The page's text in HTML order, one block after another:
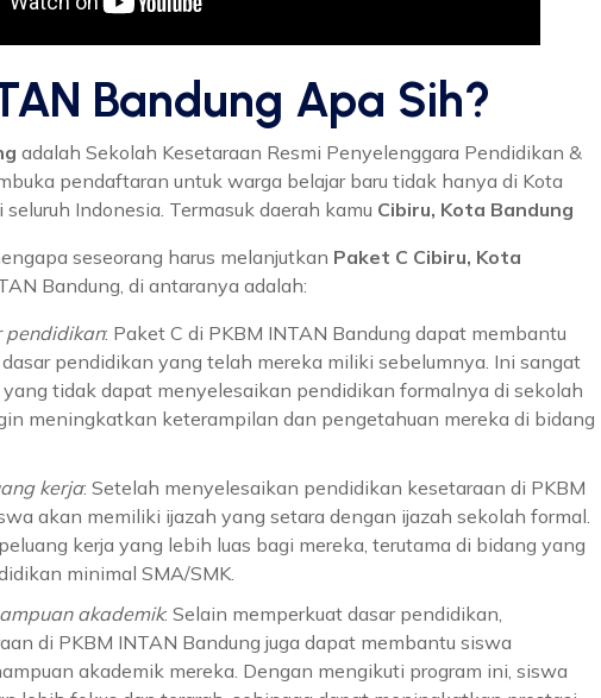
Bandung Apa Sih?
adalah Sekolah Kesetaraan Resmi Penyelenggara Pendidikan &
pendaftaran untuk warga belajar baru tidak hanya di Kota
Indonesia. Termasuk daerah kamu Cibiru, Kota Bandung
seseorang harus melanjutkan Paket C Cibiru, Kota
Bandung, di antaranya adalah:
pendidikan: Paket C di PKBM INTAN Bandung dapat membantu
pendidikan yang telah mereka miliki sebelumnya. Ini sangat
tidak dapat menyelesaikan pendidikan formalnya di sekolah
meningkatkan keterampilan dan pengetahuan mereka di bidang
kerja: Setelah menyelesaikan pendidikan kesetaraan di PKBM
akan memiliki ijazah yang setara dengan ijazah sekolah formal.
kerja yang lebih luas bagi mereka, terutama di bidang yang
minimal SMA/SMK.
akademik: Selain memperkuat dasar pendidikan,
di PKBM INTAN Bandung juga dapat membantu siswa
akademik mereka. Dengan mengikuti program ini, siswa